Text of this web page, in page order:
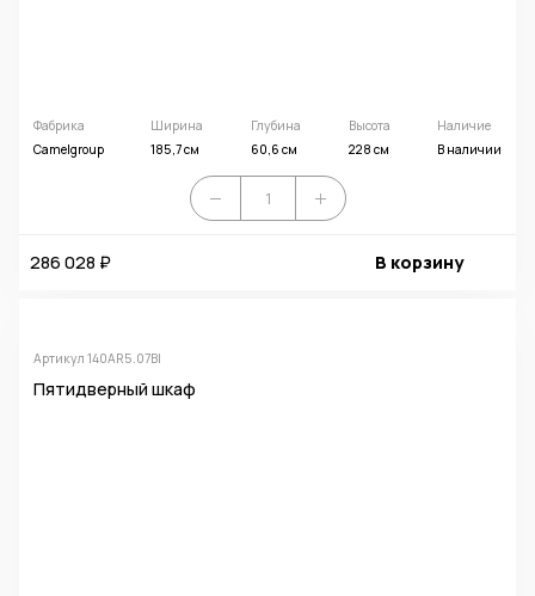
Фабрика
Camelgroup
Ширина
185,7 см
Глубина
60,6 см
Высота
228 см
Наличие
В наличии
286 028 ₽ В корзину
Артикул 140AR5.07BI
Пятидверный шкаф